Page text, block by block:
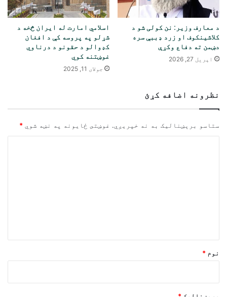
د معارف وزیر: نن کولی شو د
کلاشینکوف او زرد ډببې سره
دښمن ته دفاع وکړې
اپریل 27, 2026
اسلامي امارت له ایران څخه د
شړلو په پروسه کې د افغان
کډوالو د حقونو د درناوي
غوښتنه کوي
جولای 11, 2025
نظرونه اضافه کړئ
ستاسو برېښناليک به نه خپريږي. غوښتى ځایونه په نښه شوي *
نوم *